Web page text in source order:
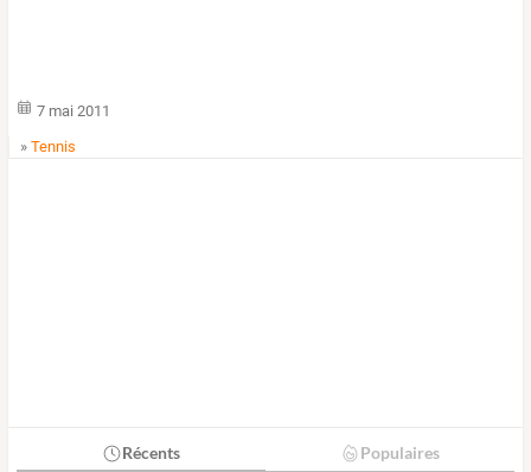
7 mai 2011
»Tennis
Récents Populaires